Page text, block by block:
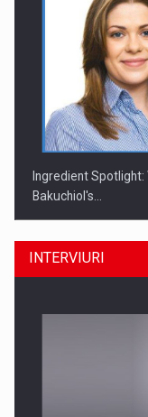
Ingredient
Bakuchiol's…
INTERVIURI